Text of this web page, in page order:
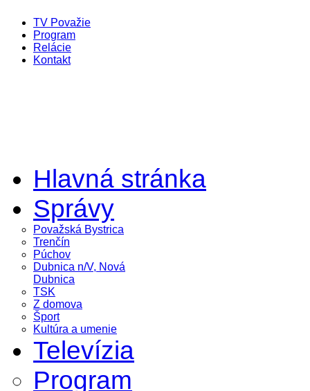
TV Považie
Program
Relácie
Kontakt
Hlavná stránka
Správy
Považská Bystrica
Trenčín
Púchov
Dubnica n/V, Nová
Dubnica
TSK
Z domova
Šport
Kultúra a umenie
Televízia
Program